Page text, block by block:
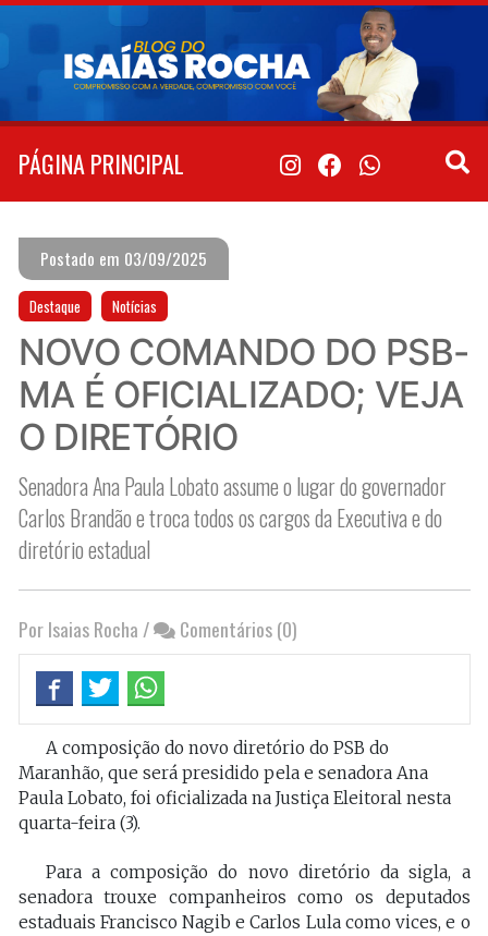
Pular
conteúdo
PÁGINA PRINCIPAL
Postado em 03/09/2025
Destaque Notícias
NOVO COMANDO DO PSB-
MA É OFICIALIZADO; VEJA
O DIRETÓRIO
Senadora Ana Paula Lobato assume o lugar do governador
Carlos Brandão e troca todos os cargos da Executiva e do
diretório estadual
Por Isaias Rocha / Comentários (0)
A composição do novo diretório do PSB do
Maranhão, que será presidido pela e senadora Ana
Paula Lobato, foi oficializada na Justiça Eleitoral nesta
quarta-feira (3).
Para a composição do novo diretório da sigla, a
senadora trouxe companheiros como os deputados
estaduais Francisco Nagib e Carlos Lula como vices, e o